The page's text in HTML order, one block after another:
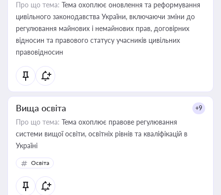
Про що тема: Тема охоплює оновлення та реформування
цивільного законодавства України, включаючи зміни до
регулювання майнових і немайнових прав, договірних
відносин та правового статусу учасників цивільних
правовідносин
Вища освіта +9
Про що тема: Тема охоплює правове регулювання
системи вищої освіти, освітніх рівнів та кваліфікацій в
Україні
Освіта